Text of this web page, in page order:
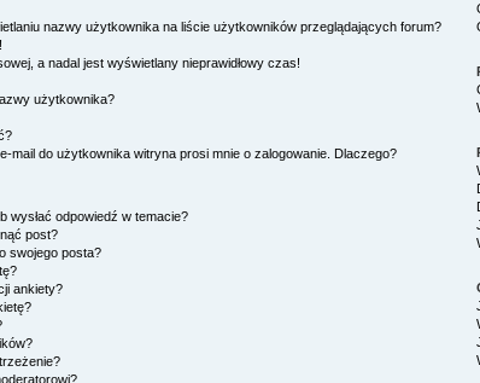
nazwy użytkownika na liście użytkowników przeglądających forum?
a nadal jest wyświetlany nieprawidłowy czas!
użytkownika?
mail do użytkownika witryna prosi mnie o zalogowanie. Dlaczego?
wysłać odpowiedź w temacie?
post?
swojego posta?
ankiety?